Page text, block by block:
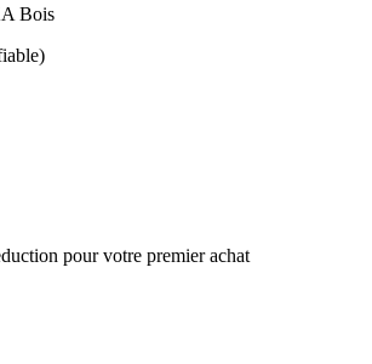
Bois
pour votre premier achat